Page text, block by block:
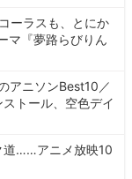
ーラスも、とにか
マ『夢路らびりん
アニソンBest10／
トール、空色デイ
道……アニメ放映10